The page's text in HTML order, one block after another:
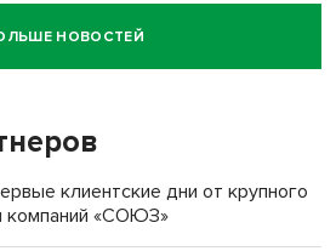
водителя за смерть
НОВОСТЕЙ
клиентские дни от крупного
компаний «СОЮЗ»